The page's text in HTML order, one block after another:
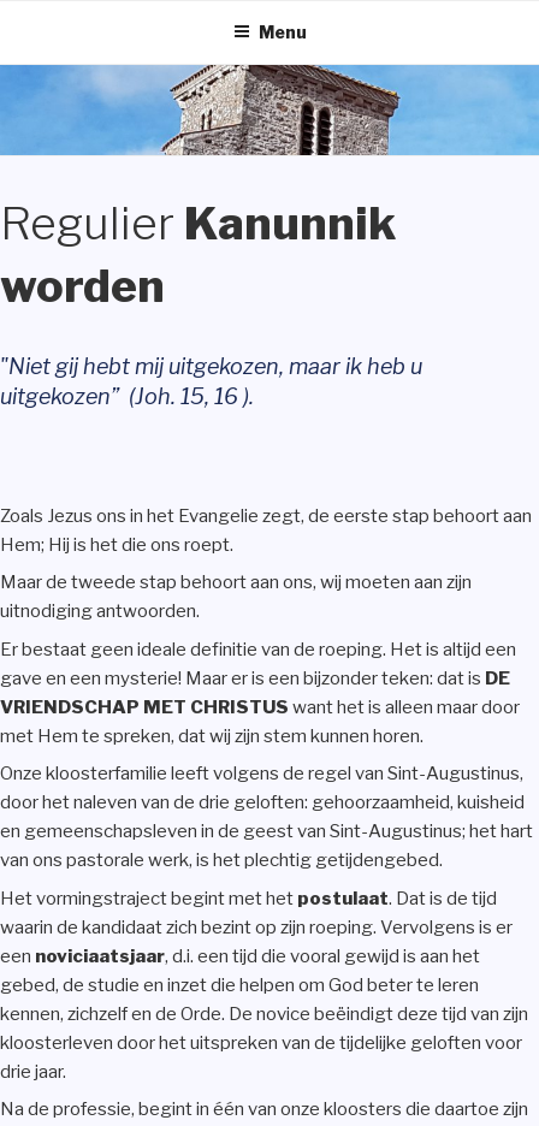
inhoud
Menu
Regulier Kanunnik
worden
"Niet gij hebt mij uitgekozen, maar ik heb u
uitgekozen” (Joh. 15, 16 ).
Zoals Jezus ons in het Evangelie zegt, de eerste stap behoort aan
Hem; Hij is het die ons roept.
Maar de tweede stap behoort aan ons, wij moeten aan zijn
uitnodiging antwoorden.
Er bestaat geen ideale definitie van de roeping. Het is altijd een
gave en een mysterie! Maar er is een bijzonder teken: dat is DE
VRIENDSCHAP MET CHRISTUS want het is alleen maar door
met Hem te spreken, dat wij zijn stem kunnen horen.
Onze kloosterfamilie leeft volgens de regel van Sint-Augustinus,
door het naleven van de drie geloften: gehoorzaamheid, kuisheid
en gemeenschapsleven in de geest van Sint-Augustinus; het hart
van ons pastorale werk, is het plechtig getijdengebed.
Het vormingstraject begint met het postulaat. Dat is de tijd
waarin de kandidaat zich bezint op zijn roeping. Vervolgens is er
een noviciaatsjaar, d.i. een tijd die vooral gewijd is aan het
gebed, de studie en inzet die helpen om God beter te leren
kennen, zichzelf en de Orde. De novice beëindigt deze tijd van zijn
kloosterleven door het uitspreken van de tijdelijke geloften voor
drie jaar.
Na de professie, begint in één van onze kloosters die daartoe zijn